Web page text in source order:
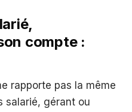
compte :
rapporte pas la même
salarié, gérant ou